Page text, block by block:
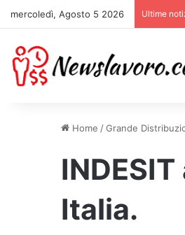
mercoledì, Agosto 5 2026 Ultime
Home /Grande
Italia.